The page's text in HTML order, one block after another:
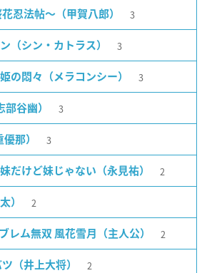
忍法帖〜（甲賀八郎） 3
（シン・カトラス） 3
の悶々（メラコンシー） 3
谷幽） 3
那） 3
だけど妹じゃない（永見祐） 2
） 2
レム無双 風花雪月（主人公） 2
（井上大将） 2